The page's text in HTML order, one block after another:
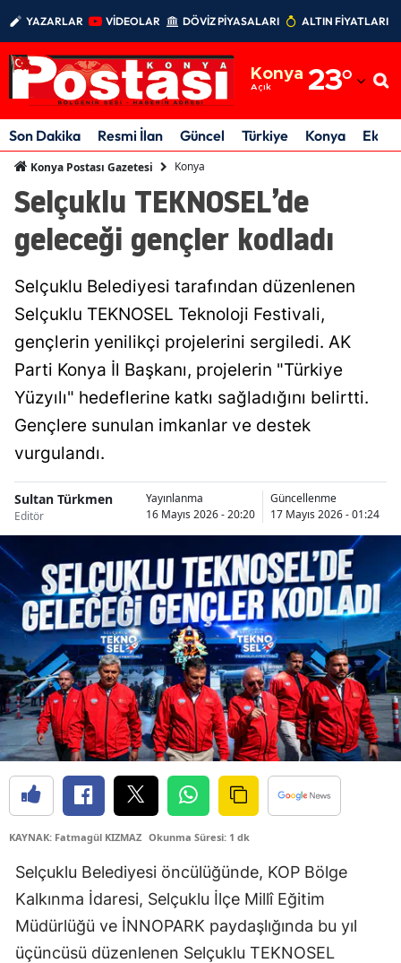
YAZARLAR VİDEOLAR DÖVİZ PİYASALARI ALTIN FİYATLARI
Konya
Açık 23°
Adıyaman
Afyonkarahisar
Amasya
Ankara
Artvin
Aydın
Bilecik
Bitlis
Bolu
Burdur
Bursa
Çanakkale
Çankırı
Çorum
Denizli
Diyarbakır
Elazığ
Erzincan
Erzurum
Son Dakika Resmi İlan Güncel Türkiye Konya
Konya Postası Gazetesi Konya
Selçuklu TEKNOSEL’de
geleceği gençler kodladı
Selçuklu Belediyesi tarafından düzenlenen
Selçuklu TEKNOSEL Teknoloji Festivali,
gençlerin yenilikçi projelerini sergiledi. AK
Parti Konya İl Başkanı, projelerin "Türkiye
Yüzyılı" hedeflerine katkı sağladığını belirtti.
Gençlere sunulan imkanlar ve destek
vurgulandı.
Sultan Türkmen
Editör
Yayınlanma
16 Mayıs 2026 - 20:20
Güncellenme
17 Mayıs 2026 - 01:24
KAYNAK: Fatmagül KIZMAZ Okunma Süresi: 1 dk
Selçuklu Belediyesi öncülüğünde, KOP Bölge
Kalkınma İdaresi, Selçuklu İlçe Millî Eğitim
Müdürlüğü ve İNNOPARK paydaşlığında bu yıl
üçüncüsü düzenlenen Selçuklu TEKNOSEL